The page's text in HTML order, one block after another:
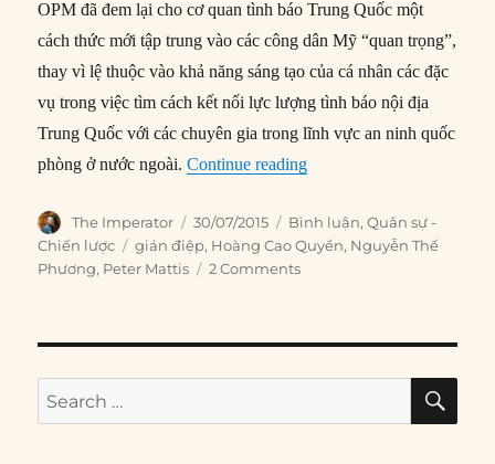
OPM đã đem lại cho cơ quan tình báo Trung Quốc một
cách thức mới tập trung vào các công dân Mỹ “quan trọng”,
thay vì lệ thuộc vào khả năng sáng tạo của cá nhân các đặc
vụ trong việc tìm cách kết nối lực lượng tình báo nội địa
Trung Quốc với các chuyên gia trong lĩnh vực an ninh quốc
phòng ở nước ngoài.Continue reading“Cuộc chiến tình báo mới
Author
The Imperator
Posted
on
30/07/2015 Categories
Bình luận,Quân sự -
Chiến lược
Tags
gián điệp, Hoàng Cao Quyền, Nguyễn Thế
Phương, Peter Mattis 2 Comments
Search
for: